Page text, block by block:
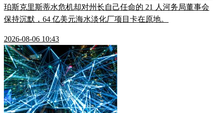
珀斯克里斯蒂水危机却对州长自己任命的 21 人河务局董事会
保持沉默，64 亿美元海水淡化厂项目卡在原地。
2026-08-06 10:43